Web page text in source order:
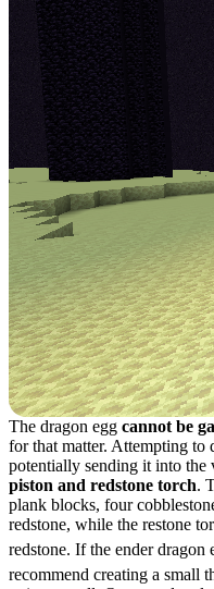
The dragon egg cannot be
for that matter. Attempting to
potentially sending it into the
piston and redstone torch.
plank blocks, four
redstone, while the restone
redstone. If the ender
recommend creating a small